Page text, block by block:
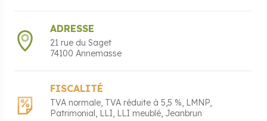
ADRESSE
21 rue du Saget
74100 Annemasse
FISCALITÉ
TVA normale TVA réduite à 5,5 % LMNP
Patrimonial LLI LLI meublé Jeanbrun